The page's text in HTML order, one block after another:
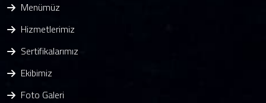
Menümüz
Hizmetlerimiz
Sertifikalarımız
Ekibimiz
Foto Galeri